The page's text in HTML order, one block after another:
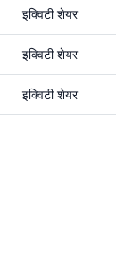
इक्विटी शेयर
इक्विटी शेयर
इक्विटी शेयर